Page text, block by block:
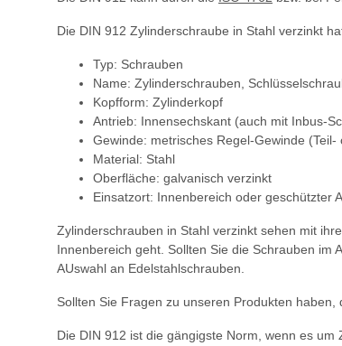
Die DIN 912 Zylinderschraube in Stahl verzinkt
Typ: Schrauben
Name: Zylinderschrauben,
Kopfform: Zylinderkopf
Antrieb: Innensechskant (auch mit Inbus-
Gewinde: metrisches Regel-Gewinde
Material: Stahl
Oberfläche: galvanisch verzinkt
Einsatzort: Innenbereich oder geschützter
Zylinderschrauben in Stahl verzinkt sehen mit
Innenbereich geht. Sollten Sie die Schrauben
AUswahl an Edelstahlschrauben.
Sollten Sie Fragen zu unseren Produkten
Die DIN 912 ist die gängigste Norm, wenn es